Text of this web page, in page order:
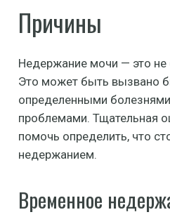
Причины
Недержание мочи — это не
Это может быть вызвано
определенными
проблемами. Тщательная
помочь определить, что
недержанием.
Временное